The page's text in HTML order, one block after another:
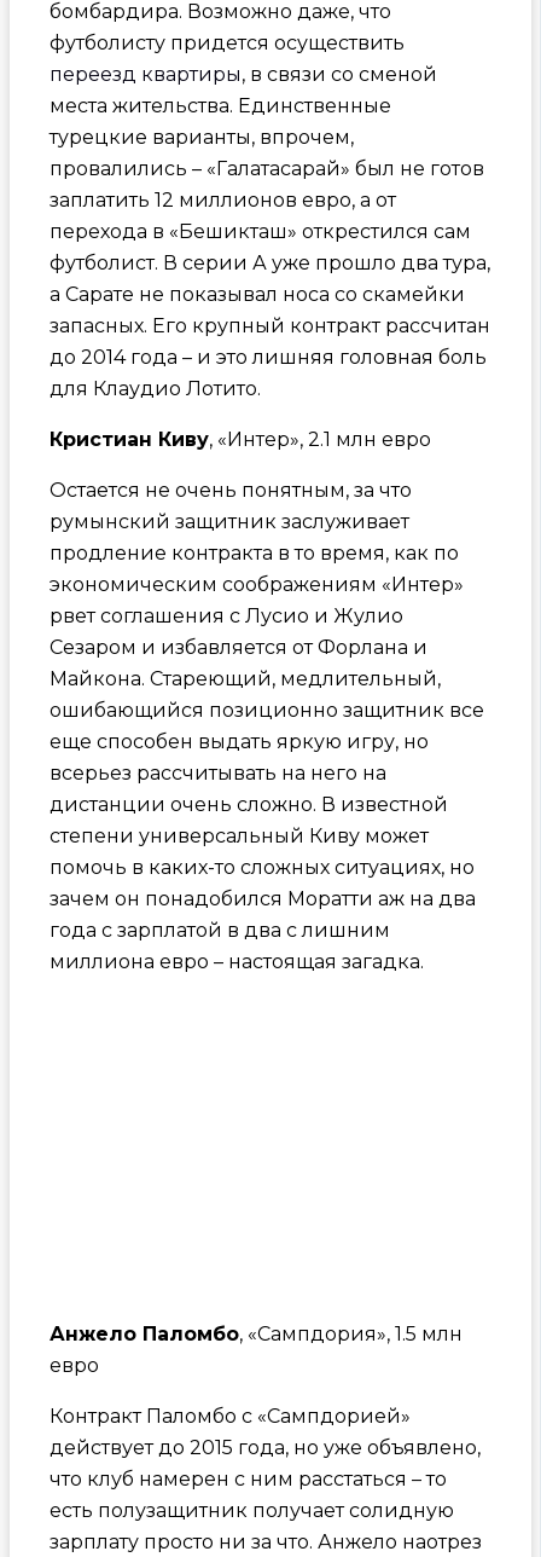
бомбардира. Возможно даже, что
футболисту придется осуществить
переезд квартиры, в связи со сменой
места жительства. Единственные
турецкие варианты, впрочем,
провалились – «Галатасарай» был не готов
заплатить 12 миллионов евро, а от
перехода в «Бешикташ» открестился сам
футболист. В серии А уже прошло два тура,
а Сарате не показывал носа со скамейки
запасных. Его крупный контракт рассчитан
до 2014 года – и это лишняя головная боль
для Клаудио Лотито.
Кристиан Киву, «Интер», 2.1 млн евро
Остается не очень понятным, за что
румынский защитник заслуживает
продление контракта в то время, как по
экономическим соображениям «Интер»
рвет соглашения с Лусио и Жулио
Сезаром и избавляется от Форлана и
Майкона. Стареющий, медлительный,
ошибающийся позиционно защитник все
еще способен выдать яркую игру, но
всерьез рассчитывать на него на
дистанции очень сложно. В известной
степени универсальный Киву может
помочь в каких-то сложных ситуациях, но
зачем он понадобился Моратти аж на два
года с зарплатой в два с лишним
миллиона евро – настоящая загадка.
Анжело Паломбо, «Сампдория», 1.5 млн
евро
Контракт Паломбо с «Сампдорией»
действует до 2015 года, но уже объявлено,
что клуб намерен с ним расстаться – то
есть полузащитник получает солидную
зарплату просто ни за что. Анжело наотрез